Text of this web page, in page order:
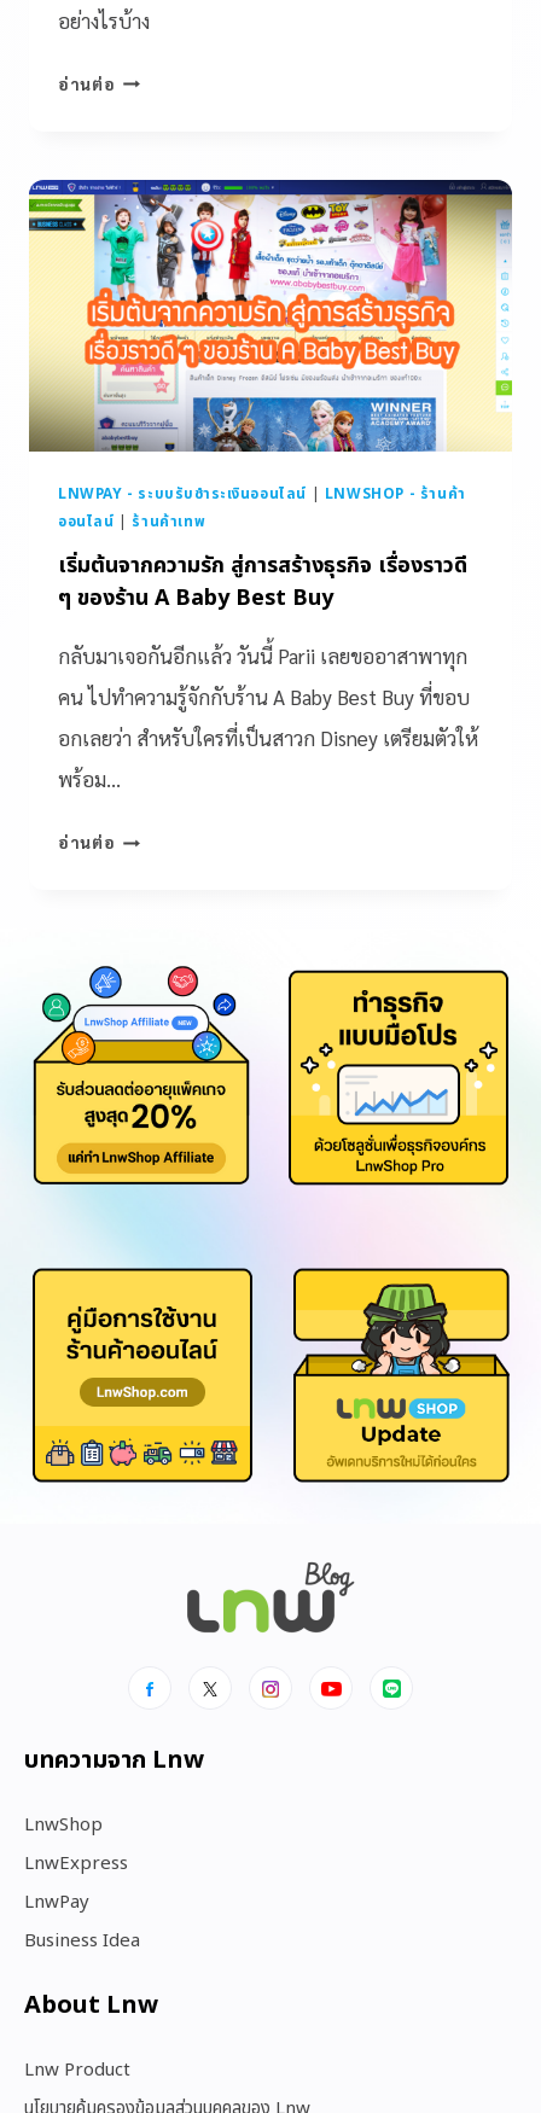
อย่างไรบ้าง
อ่านต่อ
LNWPAY - ระบบรับชำระเงินออนไลน์ | LNWSHOP - ร้านค้า
ออนไลน์ | ร้านค้าเทพ
เริ่มต้นจากความรัก สู่การสร้างธุรกิจ เรื่องราวดี
ๆ ของร้าน A Baby Best Buy
กลับมาเจอกันอีกแล้ว วันนี้ Parii เลยขออาสาพาทุก
คน ไปทำความรู้จักกับร้าน A Baby Best Buy ที่ขอบ
อกเลยว่า สำหรับใครที่เป็นสาวก Disney เตรียมตัวให้
พร้อม…
อ่านต่อ
บทความจาก Lnw
LnwShop
LnwExpress
LnwPay
Business Idea
About Lnw​
Lnw Product